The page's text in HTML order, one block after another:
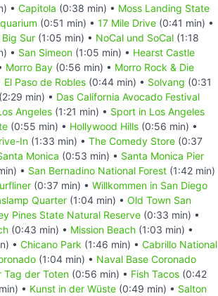
• Capitola (0:38 min) • Moss Landing State
(0:51 min) • 17 Mile Drive (0:41 min) •
Big Sur (1:05 min) • NoCal und SoCal (1:18
• San Simeon (1:05 min) • Hearst Castle
Morro Bay (0:56 min) • Morro Rock & Die
El Paso de Robles (0:44 min) • Solvang (0:31
(2:29 min) • Das California Avocado Festival
Angeles (1:21 min) • Sport in Los Angeles
(0:55 min) • Hollywood Hills (0:56 min) •
In (1:33 min) • The Comedy Store (0:37
Monica (0:53 min) • Santa Monica Pier
• San Bernadino National Forest (1:42 min)
(0:37 min) • Willkommen in San Diego
Quarter (1:04 min) • Old Town San
Pines State Natural Reserve (0:33 min) •
(0:43 min) • Mission Beach (1:03 min) •
• Chicano Park (1:46 min) • Cabrillo National
(1:04 min) • Naval Base Coronado
Tag der Toten (0:56 min) • Fish Tacos (0:42
• Kunst in der Wüste (0:49 min) • Salton